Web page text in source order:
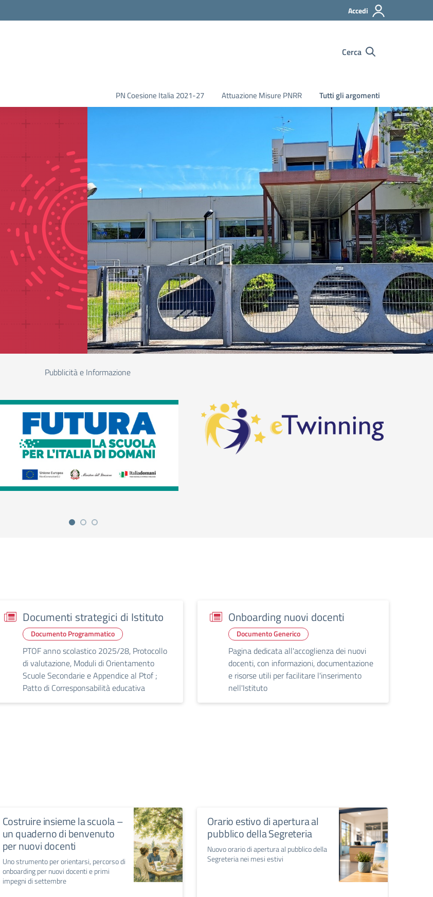
Accedi
Cerca
PN Coesione Italia 2021-27 Attuazione Misure PNRR Tutti gli argomenti
Pubblicità e Informazione
Documenti strategici di Istituto
Documento Programmatico
PTOF anno scolastico 2025/28, Protocollo
di valutazione, Moduli di Orientamento
Scuole Secondarie e Appendice al Ptof ;
Patto di Corresponsabilità educativa
Onboarding nuovi docenti
Documento Generico
Pagina dedicata all'accoglienza dei nuovi
docenti, con informazioni, documentazione
e risorse utili per facilitare l'inserimento
nell'Istituto
Costruire insieme la scuola –
un quaderno di benvenuto
per nuovi docenti
Uno strumento per orientarsi, percorso di
onboarding per nuovi docenti e primi
impegni di settembre
Orario estivo di apertura al
pubblico della Segreteria
Nuovo orario di apertura al pubblico della
Segreteria nei mesi estivi